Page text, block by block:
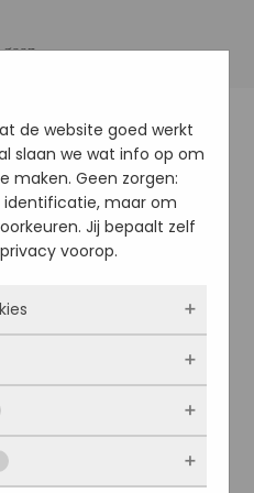
sla, rijst, gerookte zalm,
ei, roomkaas.
de website goed werkt
slaan we wat info op om
maken. Geen zorgen:
maar om
Jij bepaalt zelf
voorop.
dat de website
dus altijd actief en
Meestal worden
iets doet, zoals
of je
hoe vaak onze site
vandaan
populair zijn. Zo
jouw voorkeuren.